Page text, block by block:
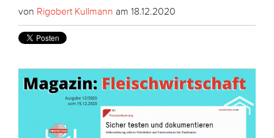
von Rigobert Kullmann am 18.12.2020